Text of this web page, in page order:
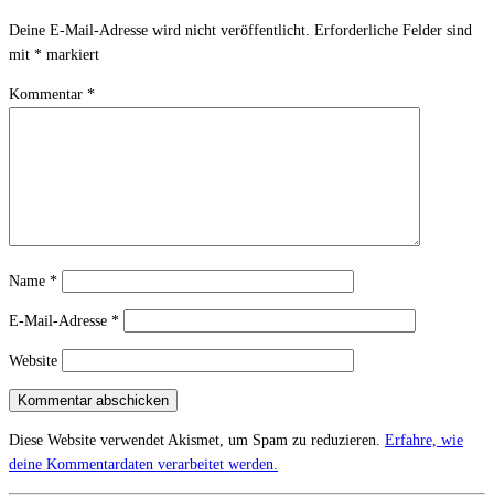
Deine E-Mail-Adresse wird nicht veröffentlicht. Erforderliche Felder sind
mit * markiert
Kommentar *
Name *
E-Mail-Adresse *
Website
Diese Website verwendet Akismet, um Spam zu reduzieren. Erfahre, wie
deine Kommentardaten verarbeitet werden.